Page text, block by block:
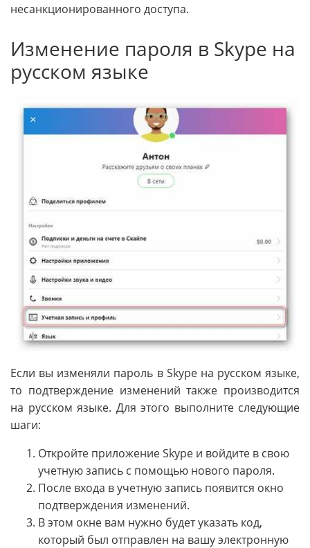
несанкционированного доступа.
Изменение пароля в Skype на
русском языке
Если вы изменяли пароль в Skype на русском языке,
то подтверждение изменений также производится
на русском языке. Для этого выполните следующие
шаги:
Откройте приложение Skype и войдите в свою
учетную запись с помощью нового пароля.
После входа в учетную запись появится окно
подтверждения изменений.
В этом окне вам нужно будет указать код,
который был отправлен на вашу электронную